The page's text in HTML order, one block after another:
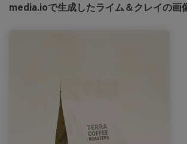
media.ioで生成したライム＆クレイの画